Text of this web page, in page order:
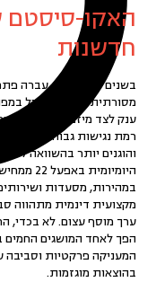
האקו-סיסטם
חדשנות
בשנים האחרונות, עברה
מסורתית למוקד מוביל
ענק לצד מיזמי הייטק
רמת נגישות גבוהה, שפע
והוגנים יותר בהשוואה
במהירות, מסעדות
מקצועית דינמית מתהווה
ערך מוסף עצום. לא בכדי,
הפך לאחד המושגים החמים
המעניקה פרקטיות
בהוצאות מוגזמות.